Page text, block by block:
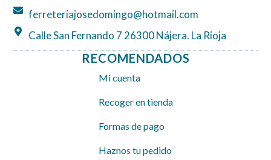
ferreteriajosedomingo@hotmail.com
Calle San Fernando 7 26300 Nájera. La Rioja
RECOMENDADOS
Mi cuenta
Recoger en tienda
Formas de pago
Haznos tu pedido